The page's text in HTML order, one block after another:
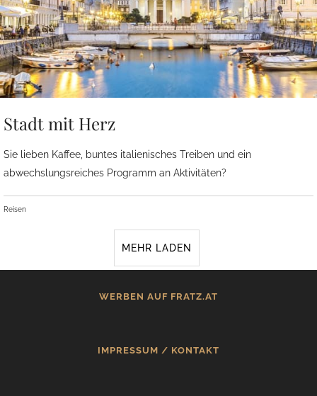
Stadt mit Herz
Sie lieben Kaffee, buntes italienisches Treiben und ein
abwechslungsreiches Programm an Aktivitäten?
Reisen
MEHR LADEN
WERBEN AUF FRATZ.AT
IMPRESSUM / KONTAKT